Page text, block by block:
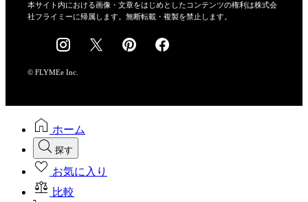
会社概要
採用情報
本サイト内における画像・文章をはじめとしたコンテンツの権利は株式会
社フライミーに帰属します。無断転載・複製を禁止します。
© FLYMEe Inc.
ホーム
探す
お気に入り
比較